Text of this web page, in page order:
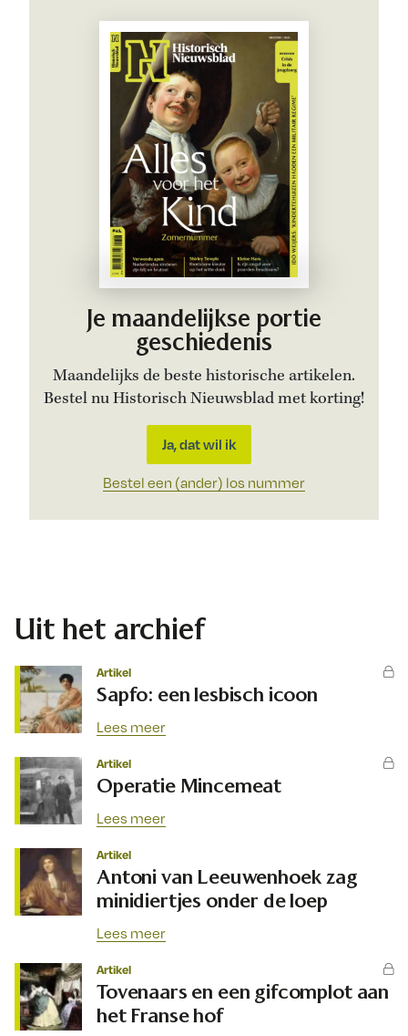
Je maandelijkse portie
geschiedenis
Maandelijks de beste historische artikelen.
Bestel nu Historisch Nieuwsblad met korting!
Ja, dat wil ik
Bestel een (ander) los nummer
Uit het archief
Artikel
Sapfo: een lesbisch icoon
Lees meer
Artikel
Operatie Mincemeat
Lees meer
Artikel
Antoni van Leeuwenhoek zag
minidiertjes onder de loep
Lees meer
Artikel
Tovenaars en een gifcomplot aan
het Franse hof